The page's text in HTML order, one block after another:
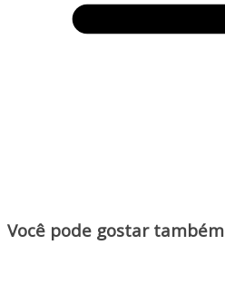
Você pode gostar também